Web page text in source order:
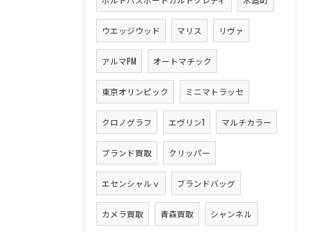
ウエッジウッド マリス リヴァ
アルマPM オートマチック
東京オリンピック ミニマトラッセ
クロノグラフ エヴリン1 マルチカラー
ブランド買取 クリッパー
エセンシャルｖ ブランドバッグ
カメラ買取 青森買取 シャンネル